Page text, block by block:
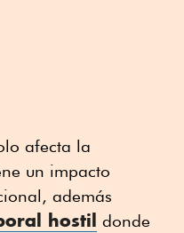
afecta la
un impacto
además
hostil donde